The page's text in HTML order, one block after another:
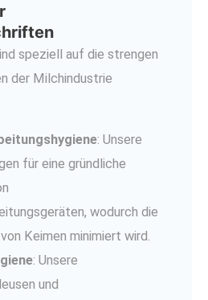
speziell auf die strengen
der Milchindustrie
: Unsere
für eine gründliche
wodurch die
Keimen minimiert wird.
: Unsere
und